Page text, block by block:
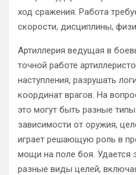
ход сражения. Работа
скорости, дисциплины,
Артиллерия ведущая в
точной работе
наступления, разрушать
координат врагов. На
это могут быть разные
зависимости от оружия,
играет решающую роль в
мощи на поле боя. Удается
разные виды целей,